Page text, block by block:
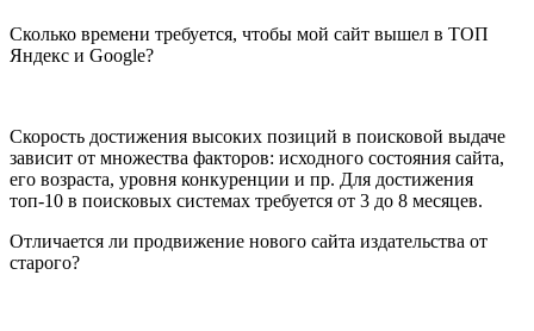
Сколько времени требуется, чтобы мой сайт вышел в ТОП
Яндекс и Google?
Скорость достижения высоких позиций в поисковой выдаче
зависит от множества факторов: исходного состояния сайта,
его возраста, уровня конкуренции и пр. Для достижения
топ-10 в поисковых системах требуется от 3 до 8 месяцев.
Отличается ли продвижение нового сайта издательства от
старого?